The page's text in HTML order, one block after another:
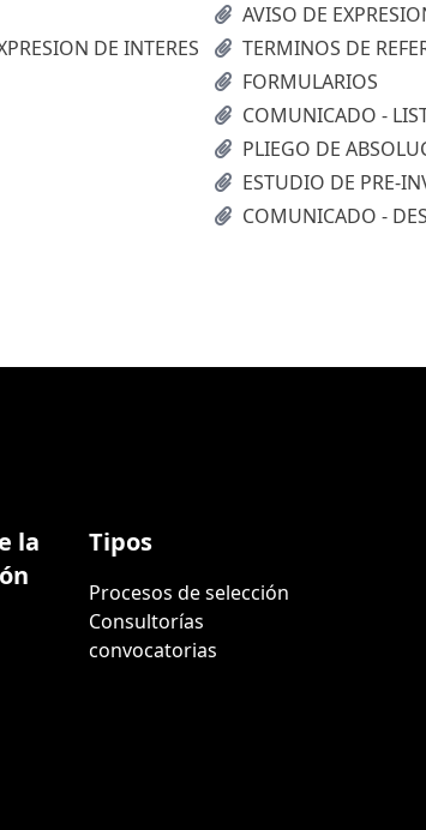
DE INTERES
AVISO DE
TERMINOS DE
FORMULARIOS
COMUNICADO -
PLIEGO DE
ESTUDIO DE PRE-
COMUNICADO -
la
Tipos
Procesos de selección
Consultorías
convocatorias